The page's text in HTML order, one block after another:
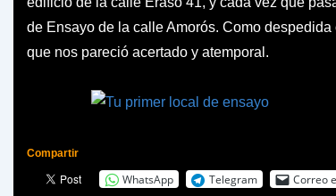
de Ensayo de la calle Amorós. Como
que nos pareció acertado y atemporal.
Compartir
WhatsApp Telegram Correo